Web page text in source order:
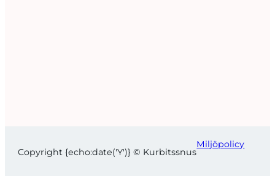
Copyright {echo:date('Y')} © Kurbitssnus
Miljöpolicy